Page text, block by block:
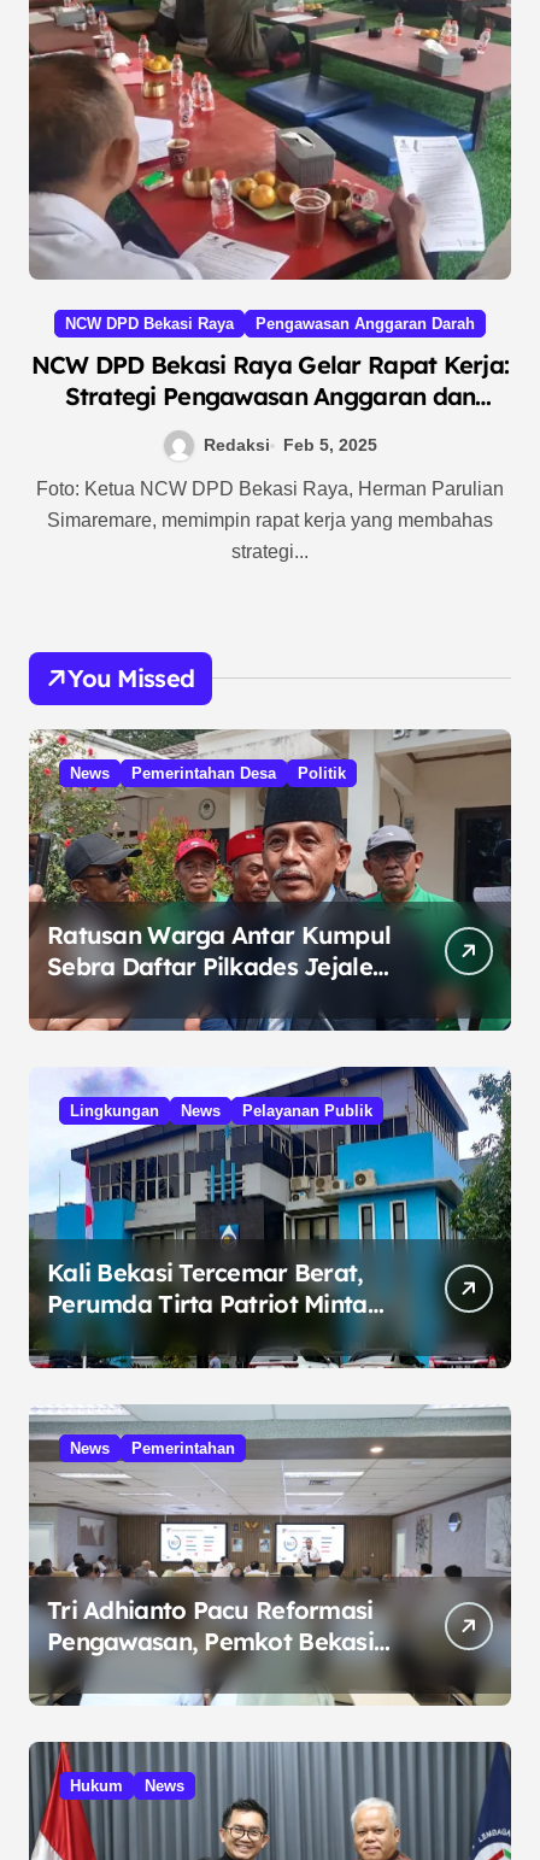
NCW DPD Bekasi Raya Pengawasan Anggaran Darah
NCW DPD Bekasi Raya Gelar Rapat Kerja:
Strategi Pengawasan Anggaran dan
Pemberantasan Korupsi
Redaksi Feb 5, 2025
Foto: Ketua NCW DPD Bekasi Raya, Herman Parulian
Simaremare, memimpin rapat kerja yang membahas
strategi...
You Missed
News Pemerintahan Desa Politik
Ratusan Warga Antar Kumpul
Sebra Daftar Pilkades Jejalen
Jaya, Serukan Pemilu Damai
Lingkungan News Pelayanan Publik
Kali Bekasi Tercemar Berat,
Perumda Tirta Patriot Minta
Maaf atas Penurunan Kualitas
Air
News Pemerintahan
Tri Adhianto Pacu Reformasi
Pengawasan, Pemkot Bekasi
Targetkan Skor MCSP KPK
Naik
Hukum News